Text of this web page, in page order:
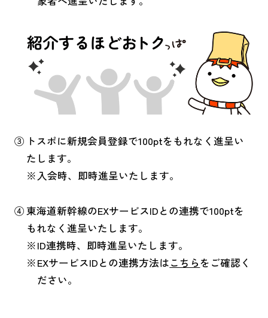
トスポに新規会員登録で100ptをもれなく進呈い
たします。
入会時、即時進呈いたします。
東海道新幹線のEXサービスIDとの連携で100ptを
もれなく進呈いたします。
ID連携時、即時進呈いたします。
EXサービスIDとの連携方法はこちらをご確認く
ださい。